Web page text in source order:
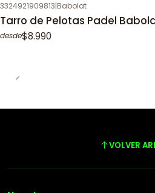
3324921909813|Babolat
Tarro de Pelotas Padel
desde$8.990
VOLVER